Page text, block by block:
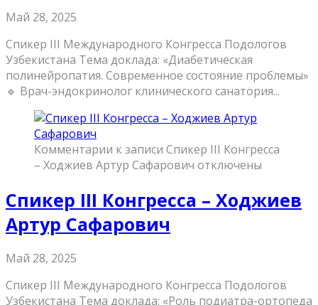
Май 28, 2025
Спикер III Международного Конгресса Подологов
Узбекистана Тема доклада: «Диабетическая
полинейропатия. Современное состояние проблемы»
🔹 Врач-эндокринолог клинического санатория...
Комментарии к записи Спикер III Конгресса
– Ходжиев Артур Сафарович отключены
Спикер III Конгресса – Ходжиев
Артур Сафарович
Май 28, 2025
Спикер III Международного Конгресса Подологов
Узбекистана Тема доклада: «Роль подиатра-ортопеда